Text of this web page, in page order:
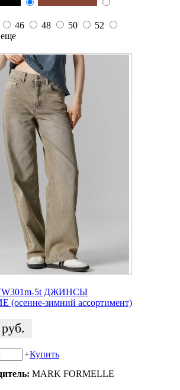
46 48 50
52
еще
5t ДЖИНСЫ
зимний ассортимент)
руб.
+Купить
MARK FORMELLE